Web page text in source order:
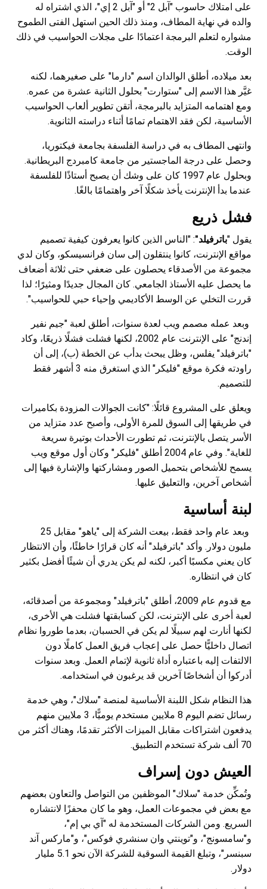
على امتلاك حاسوب "آبل 2" أو "آبل 2 إي"، الذي اشتراه له
والده في نهاية المطاف، ومنذ ذلك الحين استهل الفتى الطموح
مشواره لتعلم البرمجة اعتمادًا على مجلات الحواسيب في ذلك
الوقت.
بعد ميلاده، أطلق الوالدان اسم "دارما" على صغيرهما، لكنه
غيَّر هذا الاسم إلى "ستوارت" بحلول الثانية عشرة من عمره.
ومع اهتمامه المتزايد بالبرمجة، أتقن تطوير ألعاب الحواسيب
الأساسية، لكن فقد الاهتمام تمامًا أثناء دراسته الثانوية.
وانتهى المطاف به في دراسة الفلسفة بجامعة فيكتوريا،
وحصل على درجة الماجستير من جامعة كامبردج البريطانية.
وبحلول عام 1997 كان على وشك أن يصبح أستاذًا للفلسفة
عندما بدأ الإنترنت يأخذ شكلًا آخر واهتمامًا بالغًا.
فشل ذريع
يقول "باترفيلد": "الناس الذين كانوا يعرفون كيفية تصميم
مواقع الإنترنت، كانوا ينتقلون إلى سان فرانسيسكو، وكان لدي
مجموعة من الأصدقاء يحصلون على ضعفي حتى ثلاثة أضعاف
ما يحصل عليه الأستاذ الجامعي. كان المجال جديدًا ومثيرًا؛ لذا
قررت التخلي عن الوسط الأكاديمي وإحياء حبي للحواسيب".
وبعد عمله مصمم ويب لعدة سنوات، أطلق لعبة "جيم نفير
إندنج" على الإنترنت عام 2002، لكنها فشلت فشلًا ذريعًا، وكاد
"باترفيلد" يفلس، وظل يبحث بدأب عن الخطة (ب)، إلى أن
راودته فكرة موقع "فليكر" الذي استغرق منه 3 أشهر فقط
للتصميم.
ويعلق على المشروع قائلًا: "كانت الجوالات المزودة بكاميرات
في طريقها إلى السوق للمرة الأولى، وأصبح عدد متزايد من
الأسر يتصل بالإنترنت، ثم تطورت الأحداث بوتيرة سريعة
للغاية". وفي عام 2004 أطلق "فليكر" وكان أول موقع ويب
يسمح للأشخاص بتحميل الصور ومشاركتها والإشارة فيها إلى
أشخاص آخرين، والتعليق عليها.
لبنة أساسية
وبعد عام واحد فقط، بيعت الشركة إلى "ياهو" مقابل 25
مليون دولار. وأكد "باترفيلد" أنه كان قرارًا خاطئًا، وأن الانتظار
كان يعني مكسبًا أكبر، لكنه لم يكن يدري أن شيئًا أفضل بكثير
كان في انتظاره.
مع قدوم عام 2009، أطلق "باترفيلد" ومجموعة من أصدقائه،
لعبة أخرى على الإنترنت، لكن كسابقتها فشلت هي الأخرى،
لكنها أنارت لهم سبيلًا لم يكن في الحسبان، بعدما طوروا نظام
اتصال داخليًّا حصل على إعجاب فريق العمل كاملًا دون
الالتفات إليه باعتباره أداة ثانوية لإتمام العمل. وبعد سنوات
أدركوا أن أشخاصًا آخرين قد يرغبون في استخدامه.
هذا النظام شكل اللبنة الأساسية لمنصة "سلاك"، وهي خدمة
رسائل تضم اليوم 8 ملايين مستخدم يوميًّا، 3 ملايين منهم
يدفعون اشتراكات مقابل الميزات الأكثر تقدمًا، وهناك أكثر من
70 ألف شركة تستخدم التطبيق.
العيش دون إسراف
وتُمكِّن خدمة "سلاك" الموظفين من التواصل والتعاون بعضهم
مع بعض في مجموعات العمل، وهو ما كان محفزًا لانتشاره
السريع. ومن الشركات المستخدمة له "آي بي إم"،
و"سامسونج"، و"توينتي وان سنشري فوكس"، و"ماركس آند
سبنسر"، وتبلغ القيمة السوقية للشركة الآن نحو 5.1 مليار
دولار.